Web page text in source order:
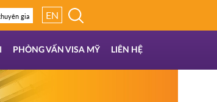
gia EN
PHỎNG VẤN VISA MỸ LIÊN HỆ